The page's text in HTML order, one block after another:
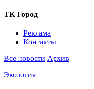
ТК Город
Реклама
Контакты
Все новости Архив
Экология